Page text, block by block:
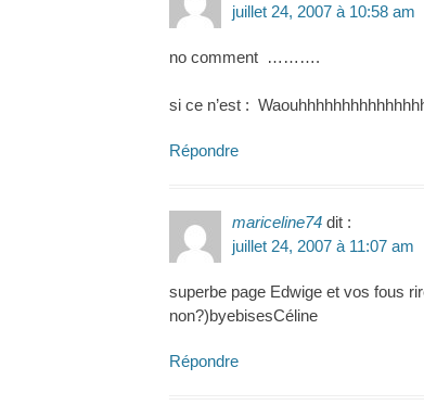
juillet 24, 2007 à 10:58 am
no comment ……….
si ce n’est :
Répondre
mariceline74 dit :
juillet 24, 2007 à 11:07 am
superbe page Edwige et vos fous
non?)byebisesCéline
Répondre